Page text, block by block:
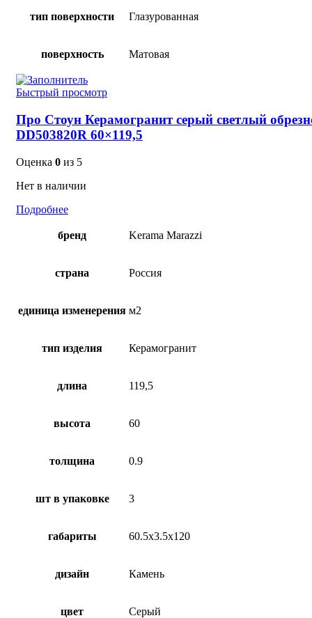
тип поверхности Глазурованная
поверхность Матовая
Быстрый просмотр
Про Стоун Керамогранит серый светлый
DD503820R 60×119,5
Оценка 0 из 5
Нет в наличии
Подробнее
бренд Kerama Marazzi
страна Россия
единица изменерения м2
тип изделия Керамогранит
длина 119,5
высота 60
толщина 0.9
шт в упаковке 3
габариты 60.5х3.5х120
дизайн Камень
цвет Серый